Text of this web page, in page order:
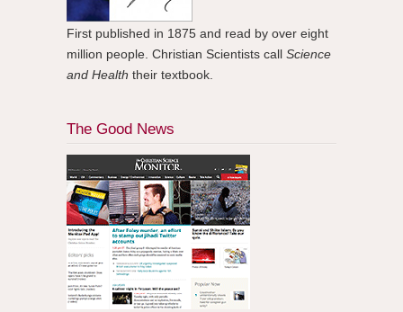
First published in 1875 and read by over eight
million people. Christian Scientists call Science
and Health their textbook.
The Good News